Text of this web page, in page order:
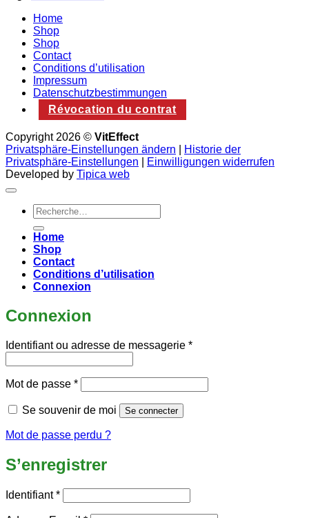
Les
options
peuvent
être
choisies
page
produit
Home
Shop
Shop
Contact
Conditions d’utilisation
Impressum
Datenschutzbestimmungen
Révocation du contrat
Copyright 2026 © VitEffect
Privatsphäre-Einstellungen ändern
Historie der
Privatsphäre-Einstellungen
Einwilligungen widerrufen
Developed by Tipica web
Recherche
pour :
Home
Shop
Contact
Conditions d’utilisation
Connexion
Connexion
Identifiant ou adresse de messagerie *Obligatoire
Mot de passe *Obligatoire
Se souvenir de moi Se connecter
Mot de passe perdu ?
S’enregistrer
Identifiant*Obligatoire